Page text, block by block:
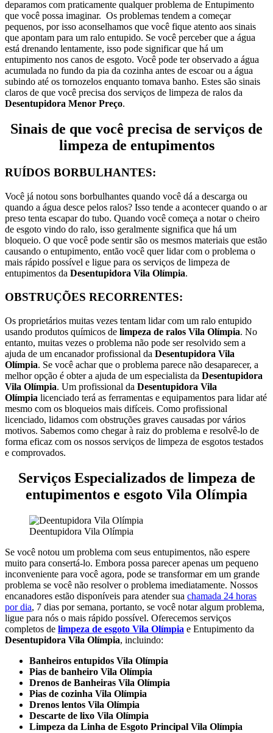
deparamos com praticamente qualquer problema de Entupimento
que você possa imaginar. Os problemas tendem a começar
pequenos, por isso aconselhamos que você fique atento aos sinais
que apontam para um ralo entupido. Se você perceber que a água
está drenando lentamente, isso pode significar que há um
entupimento nos canos de esgoto. Você pode ter observado a água
acumulada no fundo da pia da cozinha antes de escoar ou a água
subindo até os tornozelos enquanto tomava banho. Estes são sinais
claros de que você precisa dos serviços de limpeza de ralos da
Desentupidora Menor Preço.
Sinais de que você precisa de serviços de
limpeza de entupimentos
RUÍDOS BORBULHANTES:
Você já notou sons borbulhantes quando você dá a descarga ou
quando a água desce pelos ralos? Isso tende a acontecer quando o ar
preso tenta escapar do tubo. Quando você começa a notar o cheiro
de esgoto vindo do ralo, isso geralmente significa que há um
bloqueio. O que você pode sentir são os mesmos materiais que estão
causando o entupimento, então você quer lidar com o problema o
mais rápido possível e ligue para os serviços de limpeza de
entupimentos da Desentupidora Vila Olímpia.
OBSTRUÇÕES RECORRENTES:
Os proprietários muitas vezes tentam lidar com um ralo entupido
usando produtos químicos de limpeza de ralos Vila Olímpia. No
entanto, muitas vezes o problema não pode ser resolvido sem a
ajuda de um encanador profissional da Desentupidora Vila
Olímpia. Se você achar que o problema parece não desaparecer, a
melhor opção é obter a ajuda de um especialista da Desentupidora
Vila Olímpia. Um profissional da Desentupidora Vila
Olímpia licenciado terá as ferramentas e equipamentos para lidar até
mesmo com os bloqueios mais difíceis. Como profissional
licenciado, lidamos com obstruções graves causadas por vários
motivos. Sabemos como chegar à raiz do problema e resolvê-lo de
forma eficaz com os nossos serviços de limpeza de esgotos testados
e comprovados.
Serviços Especializados de limpeza de
entupimentos e esgoto Vila Olímpia
Deentupidora Vila Olímpia
Se você notou um problema com seus entupimentos, não espere
muito para consertá-lo. Embora possa parecer apenas um pequeno
inconveniente para você agora, pode se transformar em um grande
problema se você não resolver o problema imediatamente. Nossos
encanadores estão disponíveis para atender sua chamada 24 horas
por dia, 7 dias por semana, portanto, se você notar algum problema,
ligue para nós o mais rápido possível. Oferecemos serviços
completos de limpeza de esgoto Vila Olímpia e Entupimento da
Desentupidora Vila Olímpia, incluindo:
Banheiros entupidos Vila Olímpia
Pias de banheiro Vila Olímpia
Drenos de Banheiras Vila Olímpia
Pias de cozinha Vila Olímpia
Drenos lentos Vila Olímpia
Descarte de lixo Vila Olímpia
Limpeza da Linha de Esgoto Principal Vila Olímpia